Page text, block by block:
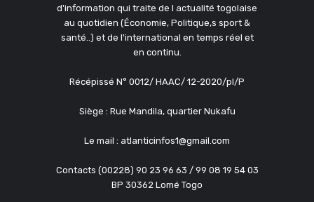
d'information qui traite de l actualité togolaise
au quotidien (Économie, Politique,s sport &
santé..) et de l'international en temps réel et
en continu.
Récépissé N° 0012/ HAAC/ 12-2020/pl/P
Siège : Rue Mandila, quartier Nukafu
Le mail : atlanticinfos1@gmail.com
Contacts (00228) 90 23 96 63 / 99 08 19 54 03
BP 30362 Lomé Togo